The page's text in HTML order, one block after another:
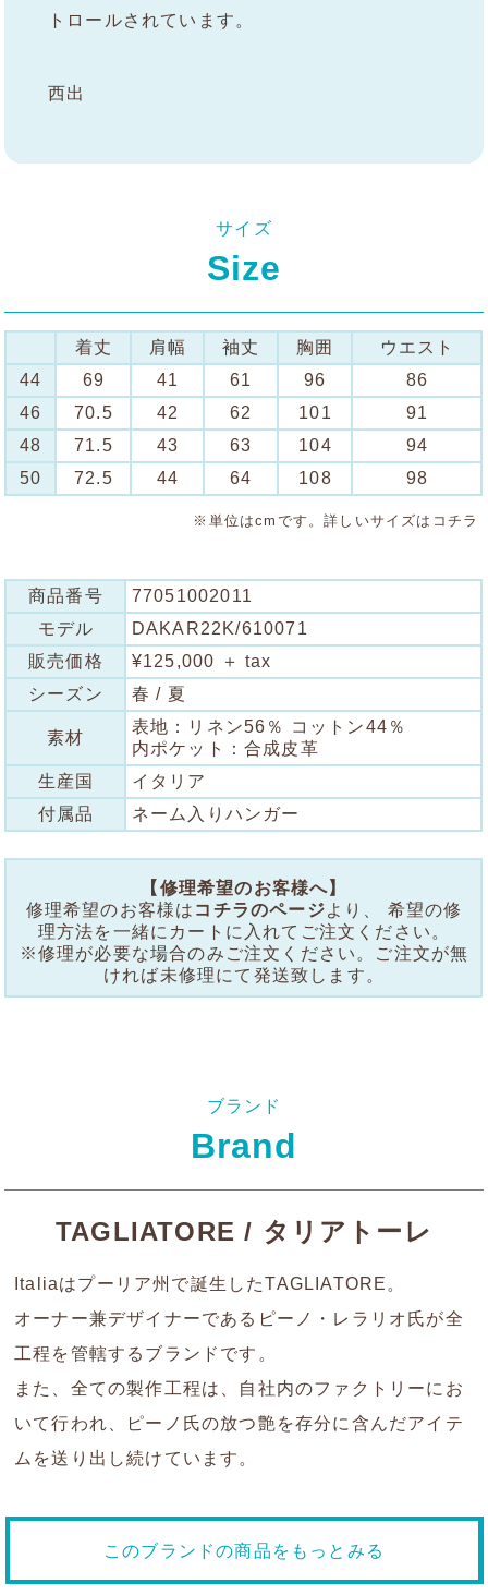
トロールされています。
西出
サイズ
Size
着丈 肩幅 袖丈 胸囲
ウエスト
44
69 41 61 96
86
46
70.5 42 62 101
91
48
71.5 43 63 104
94
50
72.5 44 64 108 98
※単位はcmです。詳しいサイズは コチラ
商品番号
77051002011
モデル
DAKAR22K/610071
販売価格
¥125,000 ＋ tax
シーズン
春 / 夏
素材
表地：リネン56％ コットン44％
内ポケット：合成皮革
生産国
イタリア
付属品
ネーム入りハンガー
【修理希望のお客様へ】
修理希望のお客様は コチラのページより、 希望の修
理方法を一緒にカートに入れてご注文ください。
※修理が必要な場合のみご注文ください。ご注文が無
ければ未修理にて発送致します。
ブランド
Brand
TAGLIATORE / タリアトーレ
Italiaはプーリア州で誕生したTAGLIATORE。
オーナー兼デザイナーであるピーノ・レラリオ氏が全
工程を管轄するブランドです。
また、全ての製作工程は、自社内のファクトリーにお
いて行われ、ピーノ氏の放つ艶を存分に含んだアイテ
ムを送り出し続けています。
このブランドの商品をもっとみる